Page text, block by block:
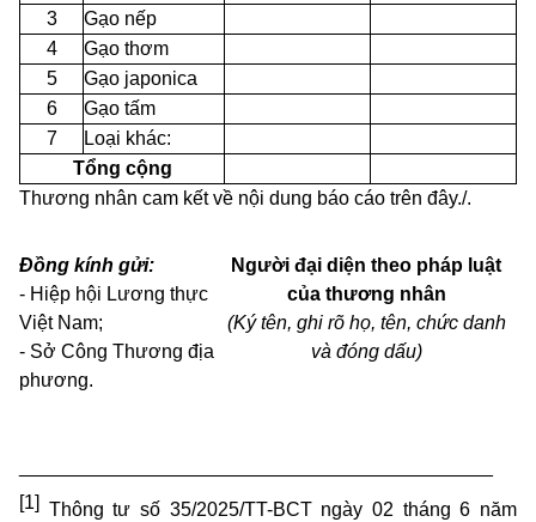
3
Gạo nếp
4
Gạo thơm
5
Gạo japonica
6
Gạo tấm
7
Loại khác:
Tổng cộng
Thương nhân cam kết về nội dung báo cáo trên đây./.
Đồng kính gửi:
- Hiệp hội Lương thực
Việt Nam;
- Sở Công Thương địa
phương.
Người đại diện theo pháp luật
của thương nhân
(Ký tên, ghi rõ họ, tên, chức danh
và đóng dấu)
[1] Thông tư số 35/2025/TT-BCT ngày 02 tháng 6 năm